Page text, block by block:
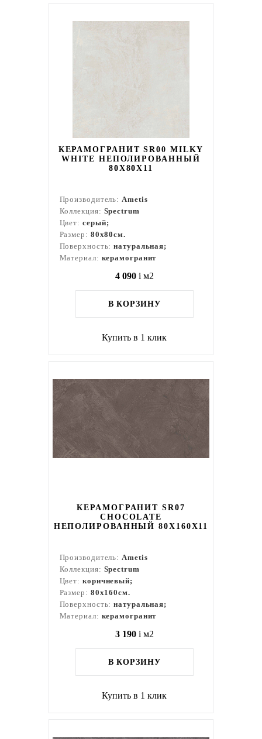
КЕРАМОГРАНИТ SR00 MILKY
WHITE НЕПОЛИРОВАННЫЙ
80X80Х11
Производитель:Ametis
Коллекция: Spectrum
Цвет: серый;
Размер: 80x80см.
Поверхность:натуральная;
Материал: керамогранит
4 090 i м2
В КОРЗИНУ
Купить в 1 клик
КЕРАМОГРАНИТ SR07
CHOCOLATE
НЕПОЛИРОВАННЫЙ 80X160Х11
Производитель:Ametis
Коллекция: Spectrum
Цвет: коричневый;
Размер: 80x160см.
Поверхность:натуральная;
Материал: керамогранит
3 190 i м2
В КОРЗИНУ
Купить в 1 клик